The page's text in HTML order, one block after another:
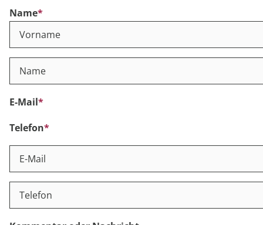
SANITÄTSHAUS
Name*
E-Mail*
Telefon*